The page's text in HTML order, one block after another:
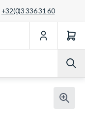
+32(0)3 336 31 60